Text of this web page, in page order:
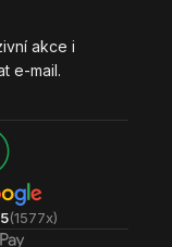
akce i
e-mail.
(1577x)